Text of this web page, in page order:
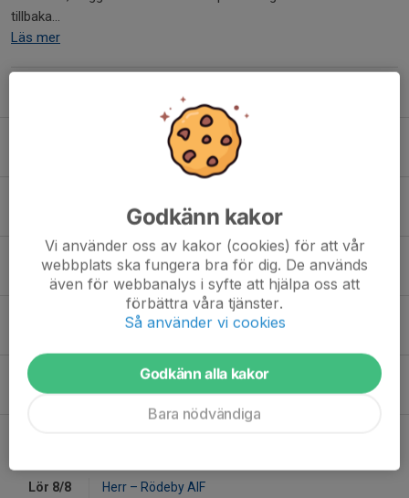
tillbaka...
Läs mer
Kansliet stängt vecka 28-30
2 jul, 17:00
Dags för bortamatch mot Eskilsminne!
1 jul, 19:30
André Lassen assisterande tränare!
Matchdag – Hemma på nytt
26 jun, 13:00
Lör 8/8 Herr – Rödeby AIF
Godkänn kakor
Vi använder oss av kakor (cookies) för att vår
webbplats ska fungera bra för dig. De används
även för webbanalys i syfte att hjälpa oss att
förbättra våra tjänster.
Så använder vi cookies
Godkänn alla kakor
Bara nödvändiga